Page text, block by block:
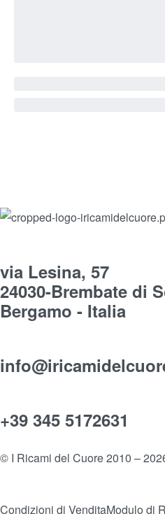
via Lesina, 57
24030-Brembate di
Bergamo - Italia
+39 345 5172631
© I Ricami del Cuore 2010 –
Condizioni di VenditaModulo di